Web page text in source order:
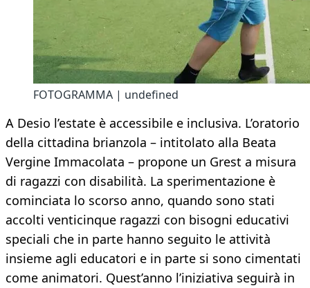
FOTOGRAMMA | undefined
A Desio l’estate è accessibile e inclusiva. L’oratorio
della cittadina brianzola – intitolato alla Beata
Vergine Immacolata – propone un Grest a misura
di ragazzi con disabilità. La sperimentazione è
cominciata lo scorso anno, quando sono stati
accolti venticinque ragazzi con bisogni educativi
speciali che in parte hanno seguito le attività
insieme agli educatori e in parte si sono cimentati
come animatori. Quest’anno l’iniziativa seguirà in